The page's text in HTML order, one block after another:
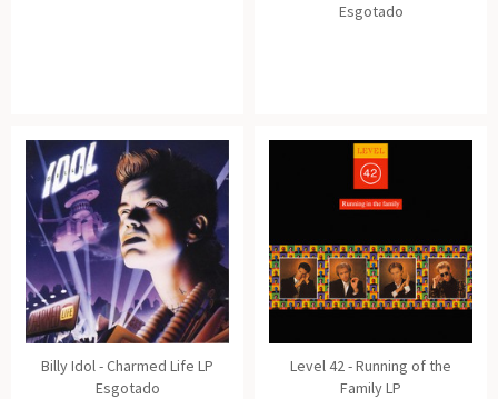
Esgotado
Billy Idol - Charmed Life LP
Esgotado
Level 42 - Running of the
Family LP